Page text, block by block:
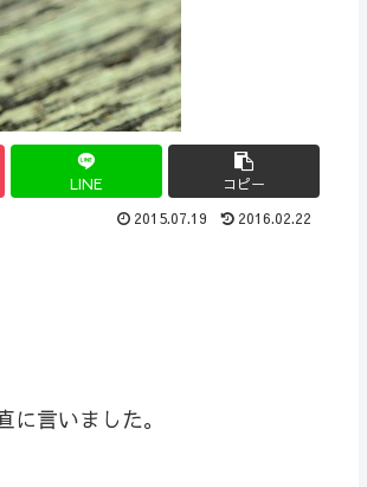
LINE コピー
2015.07.19 2016.02.22
言いました。